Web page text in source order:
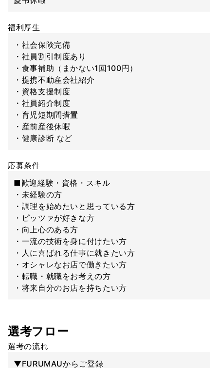
福利厚生
・社会保険完備
・社員割引制度あり
・食事補助（まかない1回100円）
・提携不動産会社紹介
・資格支援制度
・社員紹介制度
・育児短期間措置
・産前産後休暇
・健康診断 など
応募条件
■歓迎経験・資格・スキル
・未経験の方
・調理を始めたいと思っている方
・ピッツァが好きな方
・向上心のある方
・一流の技術を身に付けたい方
・人に喜ばれる仕事に就きたい方
・オシャレなお店で働きたい方
・転職・就職をお考えの方
・将来自分のお店を持ちたい方
選考フロー
選考の流れ
▼FURUMAUからご登録